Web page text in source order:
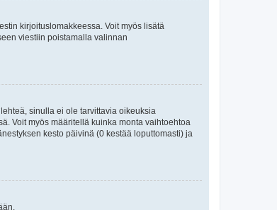
kirjoituslomakkeessa. Voit myös lisätä
viestiin poistamalla valinnan
sinulla ei ole tarvittavia oikeuksia
Voit myös määritellä kuinka monta vaihtoehtoa
kesto päivinä (0 kestää loputtomasti) ja